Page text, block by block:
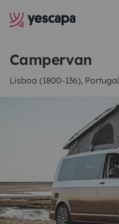
Campervan
Lisboa (1800-136), Portugal